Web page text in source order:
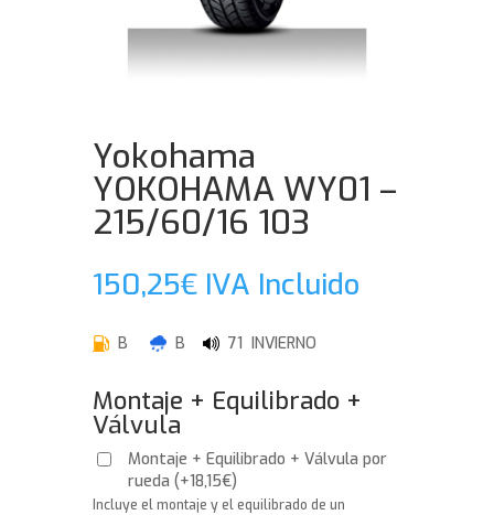
Yokohama
YOKOHAMA WY01 –
215/60/16 103
150,25€ IVA Incluido
B B 71 INVIERNO
Montaje + Equilibrado +
Válvula
Montaje + Equilibrado + Válvula por
rueda(+18,15€)
Incluye el montaje y el equilibrado de un